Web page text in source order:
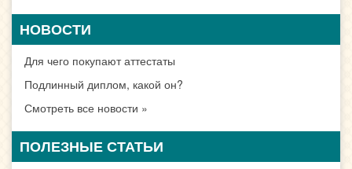
НОВОСТИ
Для чего покупают аттестаты
Подлинный диплом, какой он?
Смотреть все новости »
ПОЛЕЗНЫЕ СТАТЬИ